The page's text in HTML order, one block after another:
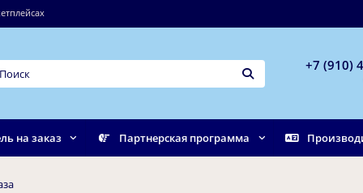
+7 (910)
на заказ Партнерская программа